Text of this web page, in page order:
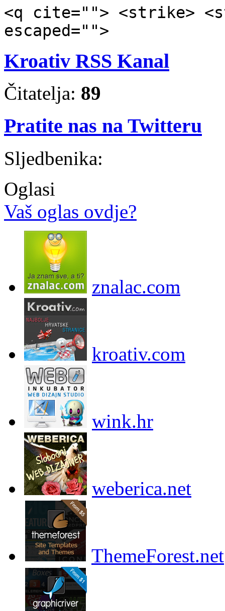
<q cite=""> <strike>
escaped="">
Kroativ RSS Kanal
Čitatelja: 89
Pratite nas na Twitteru
Sljedbenika:
Oglasi
Vaš oglas ovdje?
znalac.com
kroativ.com
wink.hr
weberica.net
ThemeForest.net